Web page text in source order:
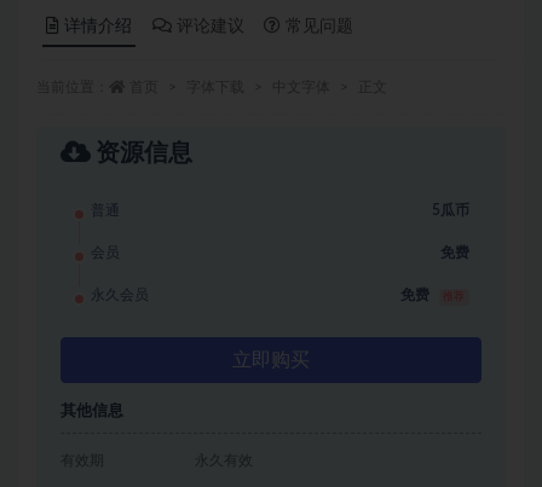
详情介绍 评论建议 常见问题
资源信息
普通 5瓜币
会员 免费
永久会员 免费
立即购买
其他信息
有效期 永久有效